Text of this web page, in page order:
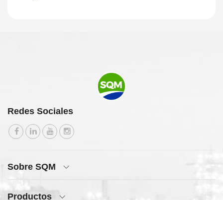
Redes Sociales
Sobre SQM
Productos